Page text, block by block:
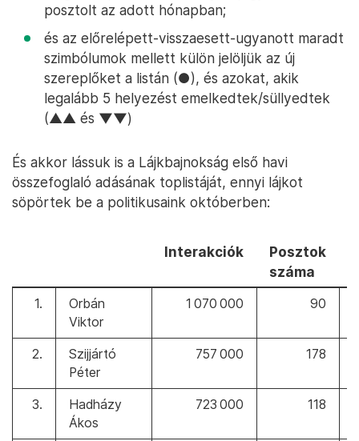
posztolt az adott hónapban;
és az előrelépett-visszaesett-ugyanott maradt
szimbólumok mellett külön jelöljük az új
szereplőket a listán (●), és azokat, akik
legalább 5 helyezést emelkedtek/süllyedtek
(▲▲ és ▼▼)
És akkor lássuk is a Lájkbajnokság első havi
összefoglaló adásának toplistáját, ennyi lájkot
söpörtek be a politikusaink októberben:
Interakciók
Posztok
száma
1.
Orbán
Viktor
1 070 000 90
2.
Szijjártó
Péter
757 000 178
3.
Hadházy
Ákos
723 000 118